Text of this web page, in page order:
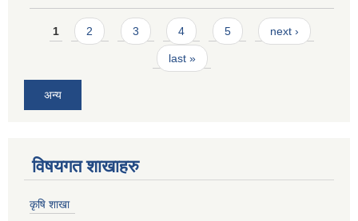
Pages
1 2 3 4 5 next ›
last »
अन्य
विषयगत शाखाहरु
कृषि शाखा